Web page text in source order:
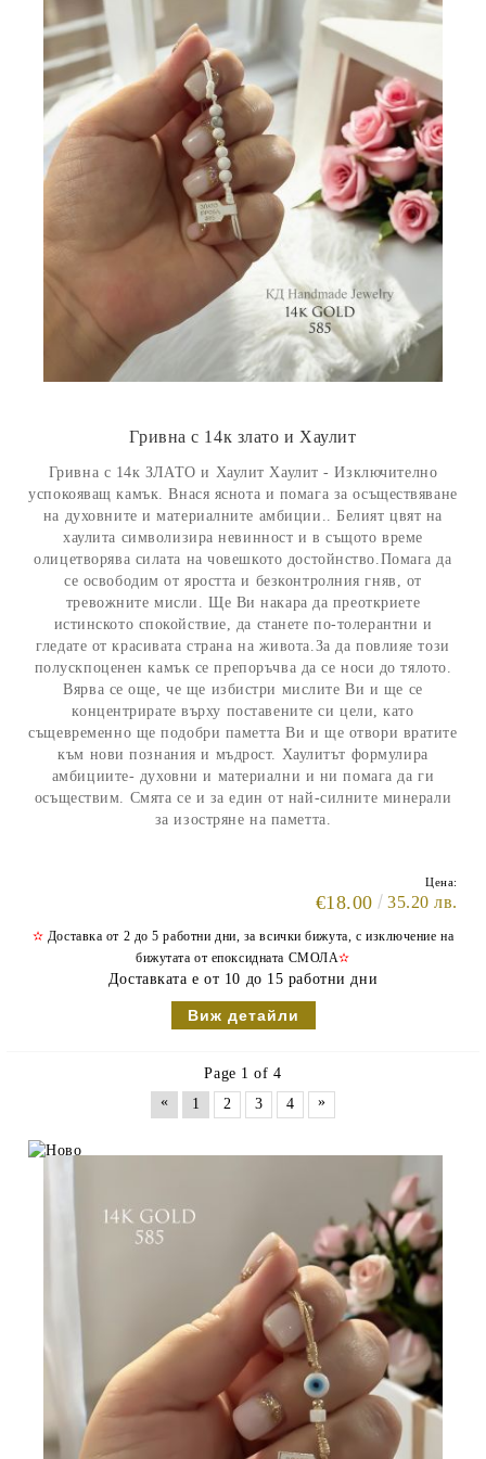
Гривна с 14к злато и Хаулит
Гривнa с 14к ЗЛАТО и Хаулит Хаулит - Изключително
успокояващ камък. Внася яснота и помага за осъществяване
на духовните и материалните амбиции.. Белият цвят на
хаулита символизира невинност и в същото време
олицетворява силата на човешкото достойнство.Помага да
се освободим от яростта и безконтролния гняв, от
тревожните мисли. Ще Ви накара да преоткриете
истинското спокойствие, да станете по-толерантни и
гледате от красивата страна на живота.За да повлияе този
полускпоценен камък се препоръчва да се носи до тялото.
Вярва се още, че ще избистри мислите Ви и ще се
концентрирате върху поставените си цели, като
същевременно ще подобри паметта Ви и ще отвори вратите
към нови познания и мъдрост. Хаулитът формулира
амбициите- духовни и материални и ни помага да ги
осъществим. Смята се и за един от най-силните минерали
за изостряне на паметта.
Цена:
€18.00 35.20 лв.
✫ Доставка от 2 до 5 работни дни, за всички бижута, с изключение на
бижутата от епоксидната СМОЛА✫
Доставката е от 10 до 15 работни дни
Виж детайли
Page 1 of 4
«
1 2 3 4 »